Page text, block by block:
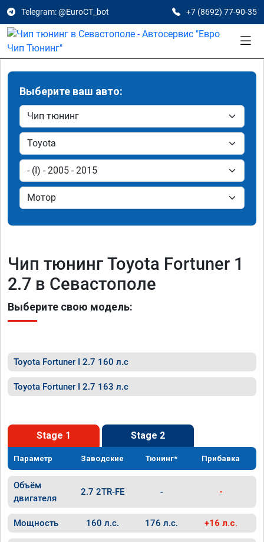
Telegram: @EuroCT_bot +7 (8692) 77-90-35
Выберите ваш авто:
Чип тюнинг Toyota Fortuner 1
2.7 в Севастополе
Выберите свою модель:
Toyota Fortuner I 2.7 160 л.с
Toyota Fortuner I 2.7 163 л.с
Stage 1 Stage 2
Параметр Заводские Тюнинг* Прибавка
Объём
двигателя
2.7 2TR-FE - -
Мощность 160 л.с. 176 л.с. +16 л.с.